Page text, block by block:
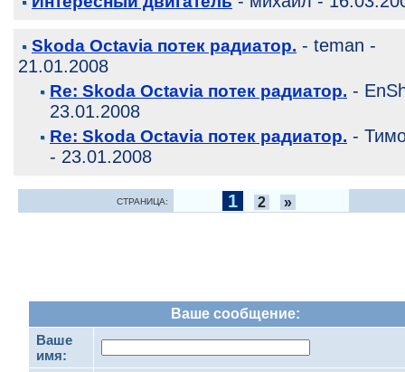
Skoda Octavia потек радиатор. - teman -
21.01.2008
Re: Skoda Octavia потек радиатор. -
23.01.2008
Re: Skoda Octavia потек радиатор. -
- 23.01.2008
СТРАНИЦА: 1 2 »
Ваше сообщение:
Ваше
имя: